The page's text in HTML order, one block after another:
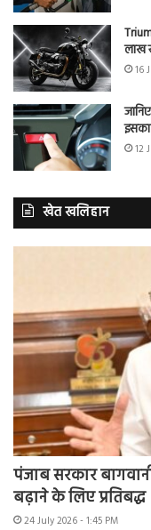
लाख
16
12
खेत खलिहान
पंजाब सरकार
बढ़ाने के लिए प्रतिबद्ध
24 July 2026 - 1:45 PM